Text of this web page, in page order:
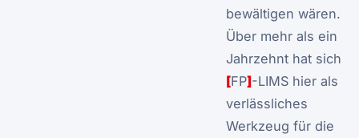
bewältigen wären.
Über mehr als ein
Jahrzehnt hat sich
[FP]-LIMS hier als
verlässliches
Werkzeug für die